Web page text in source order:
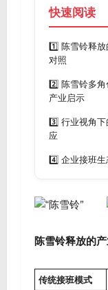
快速阅读
1️⃣ 陈雪铃释
对照
2️⃣ 陈雪铃多
产业启示
3️⃣ 行业视角
应
4️⃣ 企业接班
陈雪铃释放的
传统接班模式